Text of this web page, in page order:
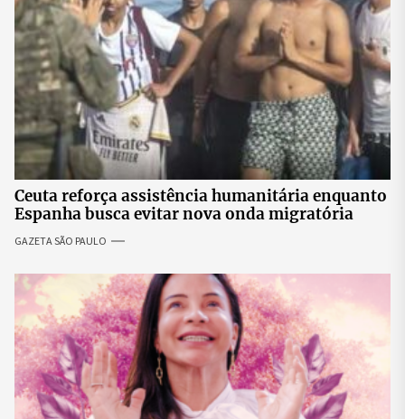
Ceuta reforça assistência humanitária enquanto
Espanha busca evitar nova onda migratória
GAZETA SÃO PAULO